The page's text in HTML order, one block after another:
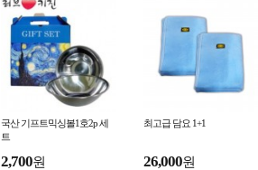
국산 기프트믹싱볼1호2p 세
트
2,700원
최고급 담요 1+1
26,000원